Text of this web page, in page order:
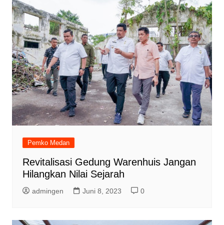
Pemko Medan
Revitalisasi Gedung Warenhuis Jangan
Hilangkan Nilai Sejarah
admingen Juni 8, 2023 0